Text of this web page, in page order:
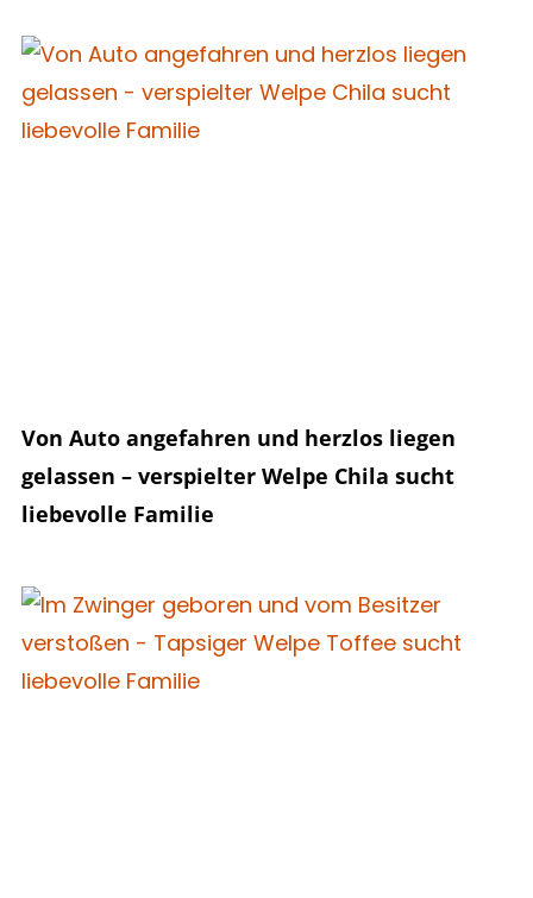
Von Auto angefahren und herzlos liegen
gelassen – verspielter Welpe Chila sucht
liebevolle Familie